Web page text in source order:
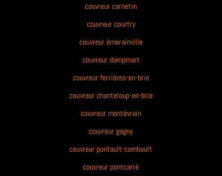
couvreur carnetin
couvreur courtry
couvreur émerainville
couvreur dampmart
couvreur ferrières-en-brie
couvreur chanteloup-en-brie
couvreur montévrain
couvreur gagny
couvreur pontault-combault
couvreur pontcarré